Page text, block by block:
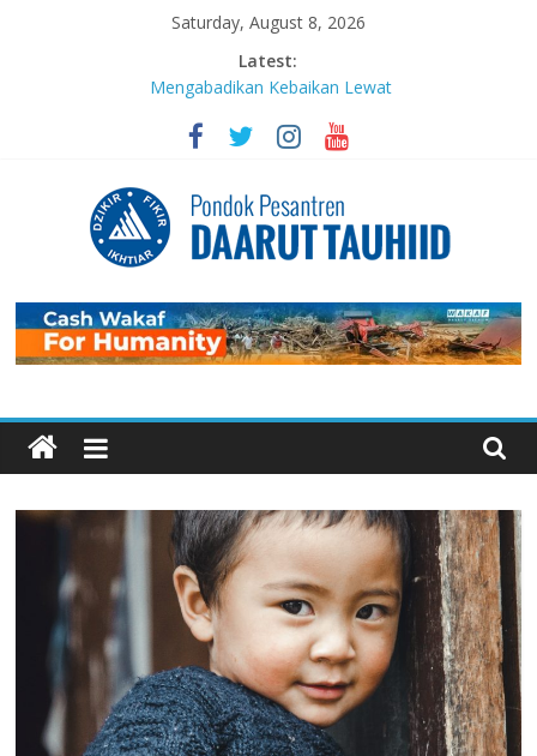
Saturday, August 8, 2026
Latest:
Mengabadikan Kebaikan Lewat
Kepedulian Menjelma Manfaat
Menebar Keberkahan dari Serua:
Babak Baru Kepengurusan Yayasan
Pesantren Adzkia Daarut Tauhiid
MABIT di Masjid Daarut Tauhiid
Bandung Kembali Digelar: Menjadi
Pengikut Setia Keteladanan
Rasulullah
Panggung Dunia
Pengembangan Pesantren